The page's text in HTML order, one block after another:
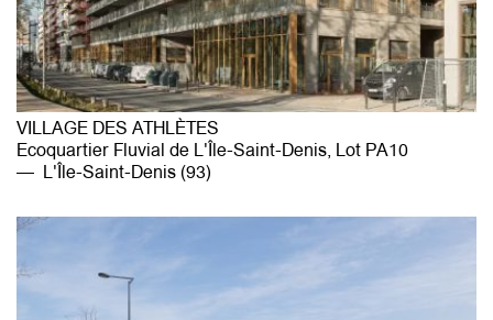
VILLAGE DES ATHLÈTES
Ecoquartier Fluvial de L'Île-Saint-Denis, Lot PA10
L'Île-Saint-Denis (93)